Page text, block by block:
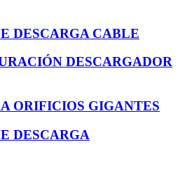
DESCARGA CABLE
DESCARGADOR
ORIFICIOS GIGANTES
DESCARGA